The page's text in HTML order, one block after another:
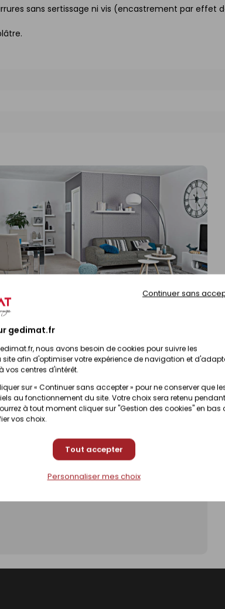
gedimat.fr
nous avons besoin de cookies pour suivre les
afin d'optimiser votre expérience de navigation et
vos centres d'intérêt.
sur « Continuer sans accepter » pour ne conserver que
au fonctionnement du site. Votre choix sera retenu pendant
à tout moment cliquer sur "Gestion des cookies" en bas
vos choix.
Tout accepter
Continuer sans
Personnaliser mes choix
sans sertissage ni vis (encastrement par effet
un coin bureau